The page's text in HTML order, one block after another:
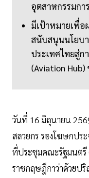
อุตสาหกรรมกา
มีเป้าหมายเพื่
สนับสนุนนโยบ
ประเทศไทยสู่ก
(Aviation Hub)
วันที่ 16 มิถุนายน
สลวยกร รองโฆษกปร
ที่ประชุมคณะรัฐมนตรี
ราชกฤษฎีกาว่าด้วยป